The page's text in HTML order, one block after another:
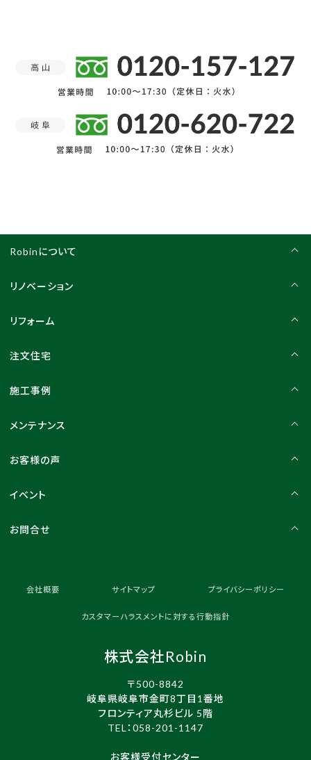
Robinについて
リノベーション
リフォーム
注文住宅
施工事例
メンテナンス
お客様の声
イベント
お問合せ
会社概要 サイトマップ プライバシーポリシー
カスタマーハラスメントに対する行動指針
株式会社Robin
〒500-8842
岐阜県岐阜市金町8丁目1番地
フロンティア丸杉ビル 5階
TEL： 058-201-1147
お客様受付センター